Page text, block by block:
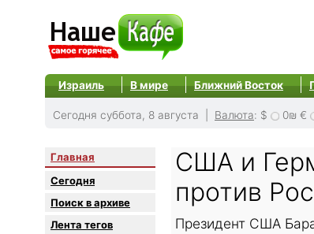
Израиль В мире Ближний Восток
Сегодня суббота, 8 августа | Валюта: $ 0₪ €
Главная
Сегодня
Поиск в архиве
Лента тегов
США и
против
Президент США